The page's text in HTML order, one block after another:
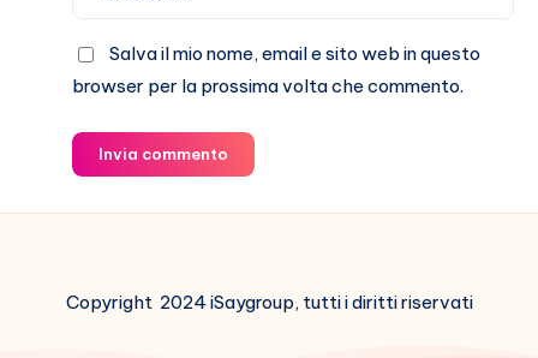
Salva il mio nome, email e sito web in questo
browser per la prossima volta che commento.
Invia commento
Copyright 2024 iSaygroup, tutti i diritti riservati